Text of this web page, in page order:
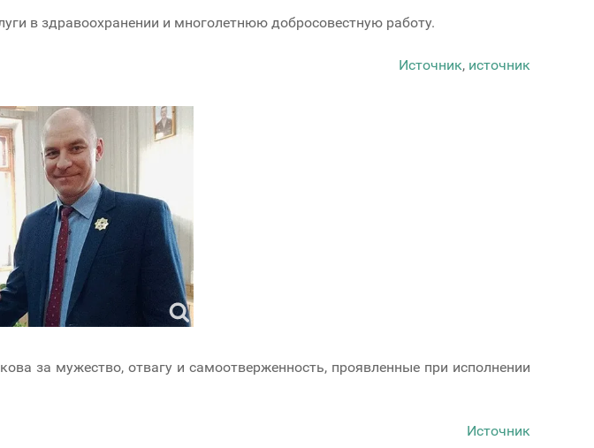
в здравоохранении и многолетнюю добросовестную работу.
Источник, источник
за мужество, отвагу и самоотверженность, проявленные при исполнении
Источник